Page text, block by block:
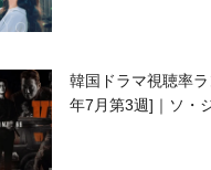
韓国ドラマ視聴率
年7月第3週]｜ソ・